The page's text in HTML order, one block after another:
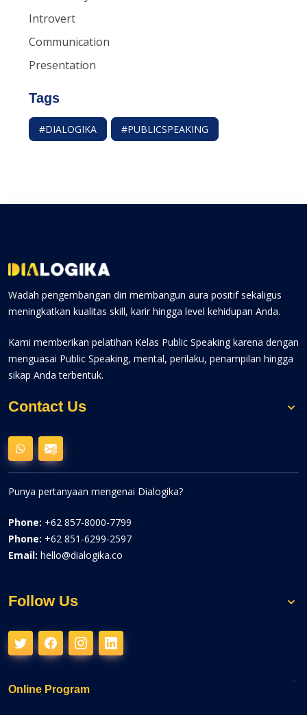
Introvert
Communication
Presentation
Tags
#DIALOGIKA #PUBLICSPEAKING
Wadah pengembangan diri membangun aura positif sekaligus
meningkatkan kualitas skill, karir hingga level kehidupan Anda.
Kami memberikan pelatihan Kelas Public Speaking karena dengan
menguasai Public Speaking, mental, perilaku, penampilan hingga
sikap Anda terbentuk.
Contact Us
Punya pertanyaan mengenai Dialogika?
Phone: +62 857-8000-7799
Phone: +62 851-6299-2597
Email: hello@dialogika.co
Follow Us
Online Program